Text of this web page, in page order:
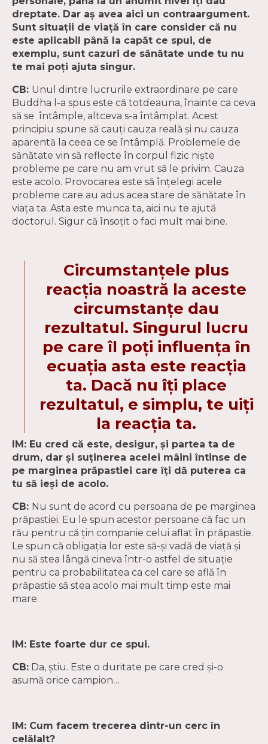
dreptate. Dar aş avea aici un contraargument.
Sunt situaţii de viaţă în care consider că nu
este aplicabil până la capăt ce spui, de
exemplu, sunt cazuri de sănătate unde tu nu
te mai poţi ajuta singur.
CB: Unul dintre lucrurile extraordinare pe care
Buddha l-a spus este că totdeauna, înainte ca ceva
să se întâmple, altceva s-a întâmplat. Acest
principiu spune să cauţi cauza reală şi nu cauza
aparentă la ceea ce se întâmplă. Problemele de
sănătate vin să reflecte în corpul fizic nişte
probleme pe care nu am vrut să le privim. Cauza
este acolo. Provocarea este să înţelegi acele
probleme care au adus acea stare de sănătate în
viaţa ta. Asta este munca ta, aici nu te ajută
doctorul. Sigur că însoţit o faci mult mai bine.
Circumstanțele plus
reacția noastră la aceste
circumstanțe dau
rezultatul. Singurul lucru
pe care îl poți influența în
ecuația asta este reacția
ta. Dacă nu îți place
rezultatul, e simplu, te uiți
la reacția ta.
IM: Eu cred că este, desigur, şi partea ta de
drum, dar şi suţinerea acelei mâini întinse de
pe marginea prăpastiei care îţi dă puterea ca
tu să ieşi de acolo.
CB: Nu sunt de acord cu persoana de pe marginea
prăpastiei. Eu le spun acestor persoane că fac un
rău pentru că ţin companie celui aflat în prăpastie.
Le spun că obligaţia lor este să-şi vadă de viaţă şi
nu să stea lângă cineva într-o astfel de situaţie
pentru ca probabilitatea ca cel care se află în
prăpastie să stea acolo mai mult timp este mai
mare.
IM: Este foarte dur ce spui.
CB: Da, ştiu. Este o duritate pe care cred şi-o
asumă orice campion…
IM: Cum facem trecerea dintr-un cerc în
celălalt?